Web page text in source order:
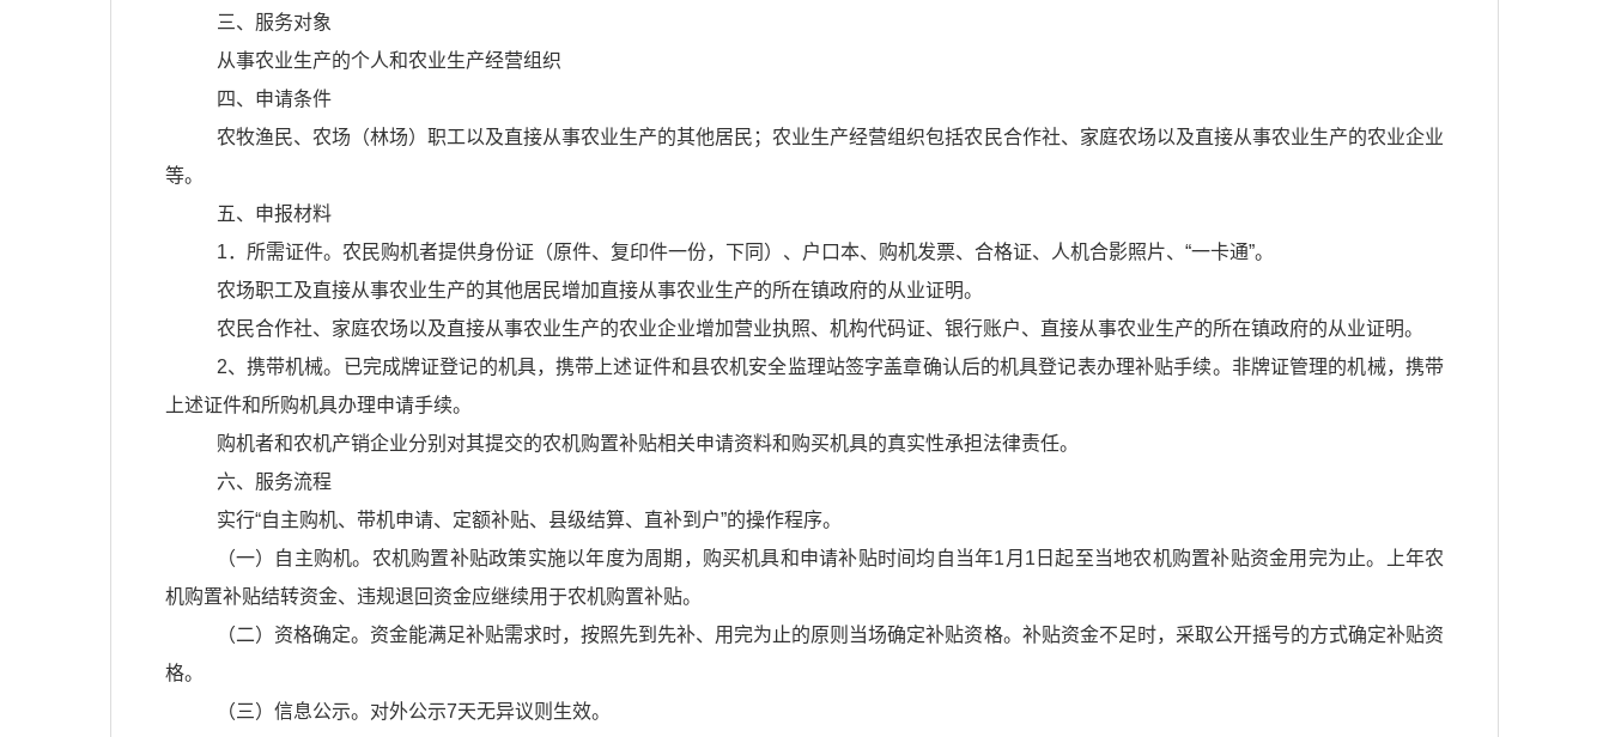
三、服务对象
从事农业生产的个人和农业生产经营组织
四、申请条件
农牧渔民、农场（林场）职工以及直接从事农业生产的其他居民；农业生产经营组织包括农民合作社、家庭农场以及直接从事农业生产的农业企业
等。
五、申报材料
1．所需证件。农民购机者提供身份证（原件、复印件一份，下同）、户口本、购机发票、合格证、人机合影照片、“一卡通”。
农场职工及直接从事农业生产的其他居民增加直接从事农业生产的所在镇政府的从业证明。
农民合作社、家庭农场以及直接从事农业生产的农业企业增加营业执照、机构代码证、银行账户、直接从事农业生产的所在镇政府的从业证明。
2、携带机械。已完成牌证登记的机具，携带上述证件和县农机安全监理站签字盖章确认后的机具登记表办理补贴手续。非牌证管理的机械，携带
上述证件和所购机具办理申请手续。
购机者和农机产销企业分别对其提交的农机购置补贴相关申请资料和购买机具的真实性承担法律责任。
六、服务流程
实行“自主购机、带机申请、定额补贴、县级结算、直补到户”的操作程序。
（一）自主购机。农机购置补贴政策实施以年度为周期，购买机具和申请补贴时间均自当年1 月 1 日起至当地农机购置补贴资金用完为止。上年农
机购置补贴结转资金、违规退回资金应继续用于农机购置补贴。
（二）资格确定。资金能满足补贴需求时，按照先到先补、用完为止的原则当场确定补贴资格。补贴资金不足时，采取公开摇号的方式确定补贴资
格。
（三）信息公示。对外公示7天无异议则生效。